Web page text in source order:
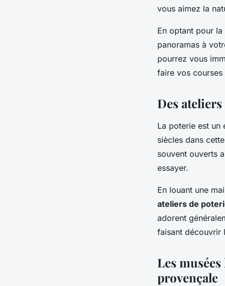
vous aimez la
En optant pour la
panoramas à
pourrez vous
faire vos
Des
La poterie est un
siècles dans
souvent ouverts
essayer.
En louant une
ateliers de
adorent
faisant découvrir
Les
provençale